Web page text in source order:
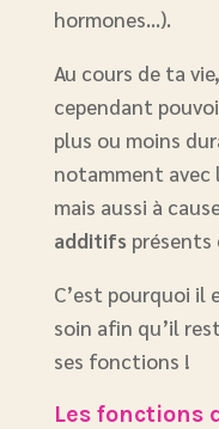
hormones…).
Au cours de ta
cependant
plus ou moins
notamment avec
mais aussi à
additifs présents
C’est pourquoi il
soin afin qu’il
ses fonctions !
Les fonctions